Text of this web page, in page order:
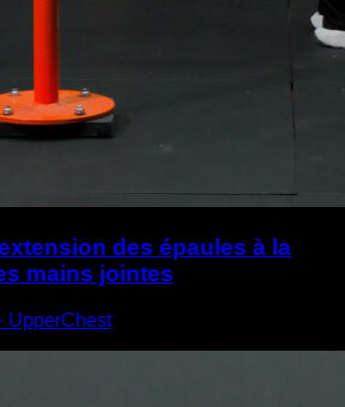
des épaules à la
mains jointes
UpperChest